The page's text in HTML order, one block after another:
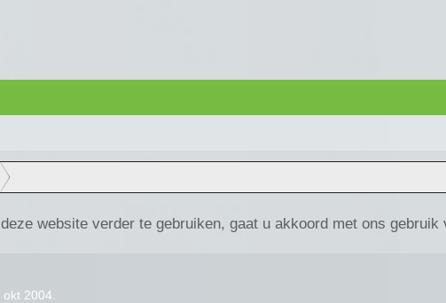
website verder te gebruiken, gaat u akkoord met ons gebruik
okt 2004